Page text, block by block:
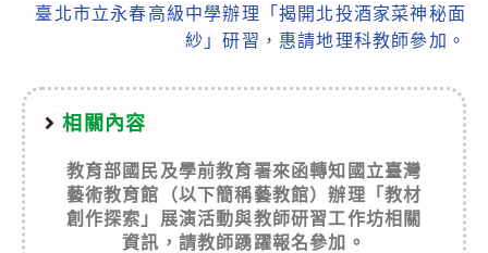
臺北市立永春高級中學辦理「揭開北投酒家菜神秘面
紗」研習，惠請地理科教師參加。
相關內容
教育部國民及學前教育署來函轉知國立臺灣
藝術教育館（以下簡稱藝教館）辦理「教材
創作探索」展演活動與教師研習工作坊相關
資訊，請教師踴躍報名參加。